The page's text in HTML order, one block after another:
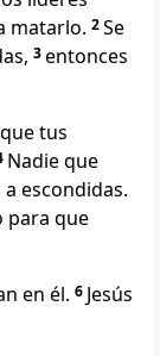
matarlo. 2Se
3entonces
tus
Nadie que
escondidas.
para que
en él. 6 Jesús